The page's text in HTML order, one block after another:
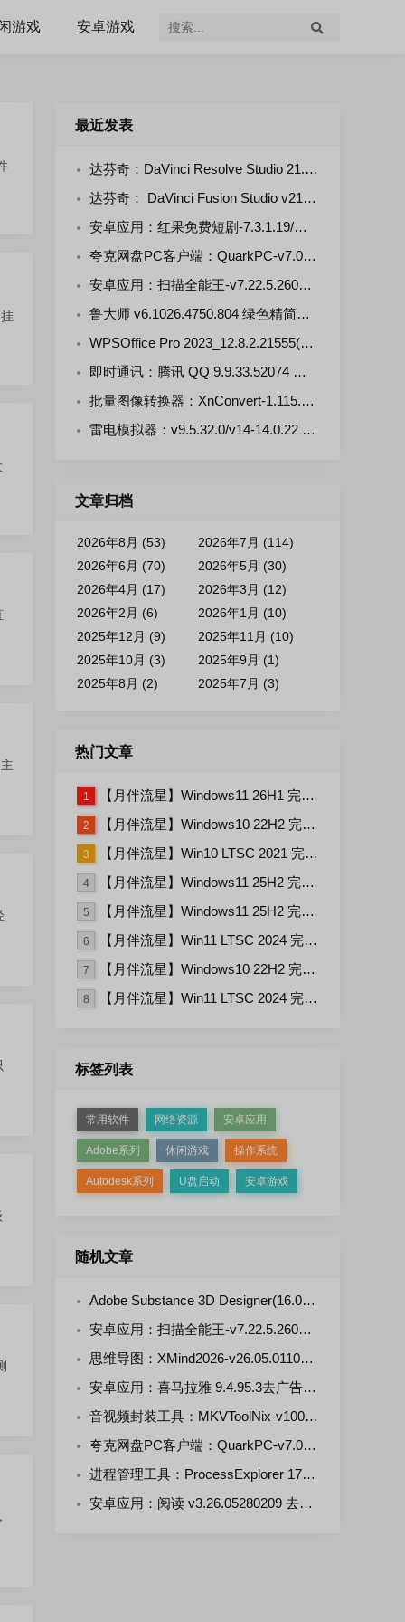
游戏 安卓游戏
最近发表
达芬奇：DaVinci Resolve Studio 21.0.4.5--KpoJIuK 多语言直装版
达芬奇： DaVinci Fusion Studio v21.0.4.4-KpoJluK 多语言直装版
安卓应用：红果免费短剧-7.3.1.19/漫剧-7.3.1.33 解锁VIP会员版
夸克网盘PC客户端：QuarkPC-v7.0.7.768 去更新绿色版
安卓应用：扫描全能王-v7.22.5.2607250000-VIP 解锁版
鲁大师 v6.1026.4750.804 绿色精简单文件版
WPSOffice Pro 2023_12.8.2.21555(20260806) 雨糖科技特别版
即时通讯：腾讯 QQ 9.9.33.52074 官方正式版
批量图像转换器：XnConvert-1.115.0.0 多语言免费版
雷电模拟器：v9.5.32.0/v14-14.0.22 去广告绿色版
文章归档
2026年8月 (53)
2026年7月 (114)
2026年6月 (70)
2026年5月 (30)
2026年4月 (17)
2026年3月 (12)
2026年2月 (6)
2026年1月 (10)
2025年12月 (9)
2025年11月 (10)
2025年10月 (3)
2025年9月 (1)
2025年8月 (2)
2025年7月 (3)
热门文章
1 【月伴流星】Windows11 26H1 完整+适量精简多合一安装版2026.07
2 【月伴流星】Windows10 22H2 完整+适量精简多合一安装版2026.06
3 【月伴流星】Win10 LTSC 2021 完整+适量精简多合一安装版2026.03
4 【月伴流星】Windows11 25H2 完整+适量精简多合一安装版2026.06
5 【月伴流星】Windows11 25H2 完整+适量精简多合一安装版2026.08
6 【月伴流星】Win11 LTSC 2024 完整+适量精简多合一安装版2026.06
7 【月伴流星】Windows10 22H2 完整+适量精简多合一安装版2026.08
8 【月伴流星】Win11 LTSC 2024 完整+适量精简多合一安装版2026.08
标签列表
常用软件 网络资源 安卓应用
Adobe系列 休闲游戏 操作系统
Autodesk系列 U盘启动 安卓游戏
随机文章
Adobe Substance 3D Designer(16.0.4.11309)-m0nkrus 多语言版
安卓应用：扫描全能王-v7.22.5.2607250000-VIP 解锁版
思维导图：XMind2026-v26.05.01105 去广告绿色版
安卓应用：喜马拉雅 9.4.95.3去广告纯净版/3.4.10.3 极速版
音视频封装工具：MKVToolNix-v100.0 官方正式版
夸克网盘PC客户端：QuarkPC-v7.0.7.768 去更新绿色版
进程管理工具：ProcessExplorer 17.12汉化版
安卓应用：阅读 v3.26.05280209 去书源限制版